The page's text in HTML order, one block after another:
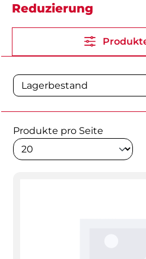
Reduzierung
Produkte pro Seite